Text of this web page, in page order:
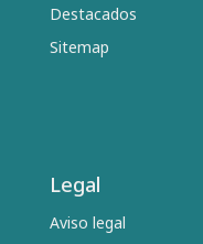
Destacados
Sitemap
Legal
Aviso legal